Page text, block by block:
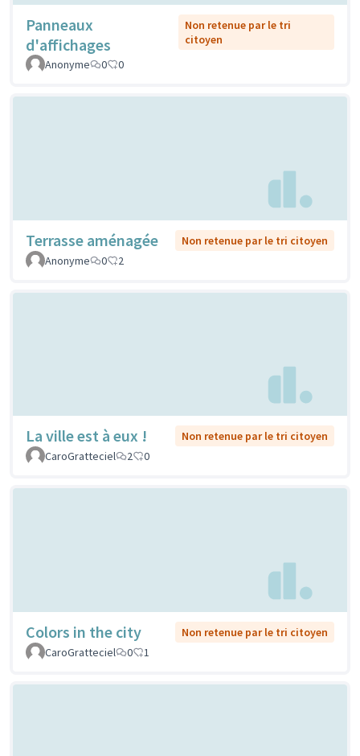
Panneaux
d'affichages
Non retenue par le tri
citoyen
Anonyme
0 0
Terrasse aménagée
Non retenue par le tri citoyen
Anonyme
0 2
La ville est à eux !
Non retenue par le tri citoyen
CaroGratteciel
2 0
Colors in the city
Non retenue par le tri citoyen
CaroGratteciel
0 1